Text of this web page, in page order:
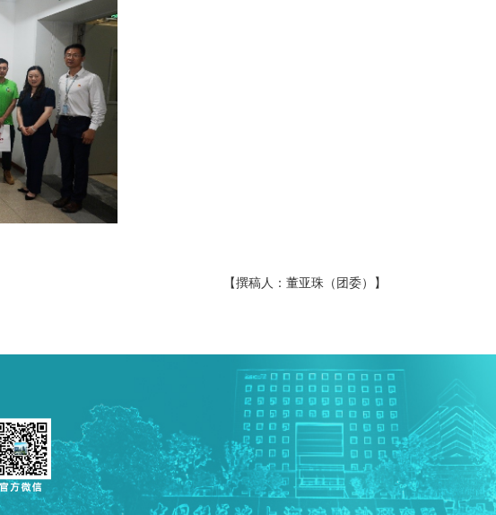
【撰稿人：董亚珠（团委）】